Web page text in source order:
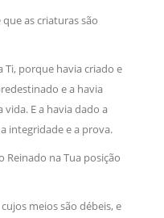
as criaturas são
Ti, porque havia criado e
e a havia
E a havia dado a
integridade e a prova.
Reinado na Tua posição
meios são débeis, e